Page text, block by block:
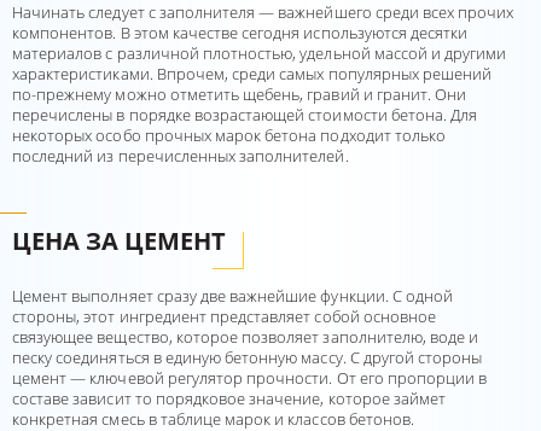
Начинать следует с заполнителя — важнейшего среди всех прочих
компонентов. В этом качестве сегодня используются десятки
материалов с различной плотностью, удельной массой и другими
характеристиками. Впрочем, среди самых популярных решений
по-прежнему можно отметить щебень, гравий и гранит. Они
перечислены в порядке возрастающей стоимости бетона. Для
некоторых особо прочных марок бетона подходит только
последний из перечисленных заполнителей.
ЦЕНА ЗА ЦЕМЕНТ
Цемент выполняет сразу две важнейшие функции. С одной
стороны, этот ингредиент представляет собой основное
связующее вещество, которое позволяет заполнителю, воде и
песку соединяться в единую бетонную массу. С другой стороны
цемент — ключевой регулятор прочности. От его пропорции в
составе зависит то порядковое значение, которое займет
конкретная смесь в таблице марок и классов бетонов.